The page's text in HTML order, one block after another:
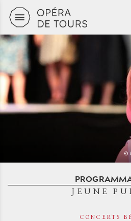
Aller au contenu
©
JEUNE
CONCERTS